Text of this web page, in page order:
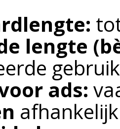
lengte
ads: